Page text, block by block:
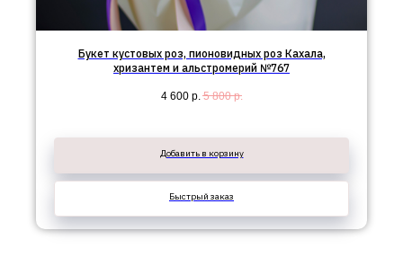
Букет кустовых роз, пионовидных роз Кахала,
хризантем и альстромерий №767
4 600 р. 5 800 р.
Добавить в корзину
Быстрый заказ